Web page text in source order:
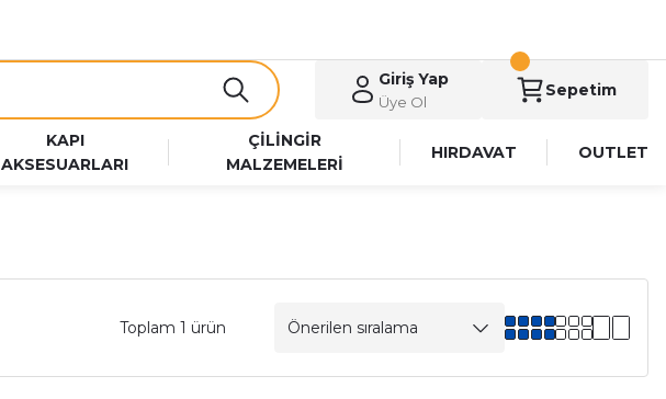
Giriş Yap
Üye Ol
Sepetim
KAPI
AKSESUARLARI
ÇİLİNGİR
MALZEMELERİ
HIRDAVAT OUTLET
Toplam 1 ürün